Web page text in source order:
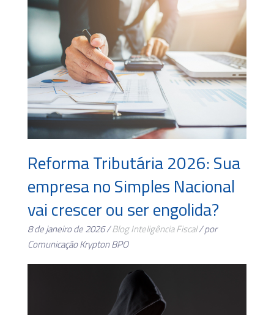
Reforma Tributária 2026: Sua
empresa no Simples Nacional
vai crescer ou ser engolida?
8 de janeiro de 2026 /BlogInteligência Fiscal/ por
Comunicação Krypton BPO